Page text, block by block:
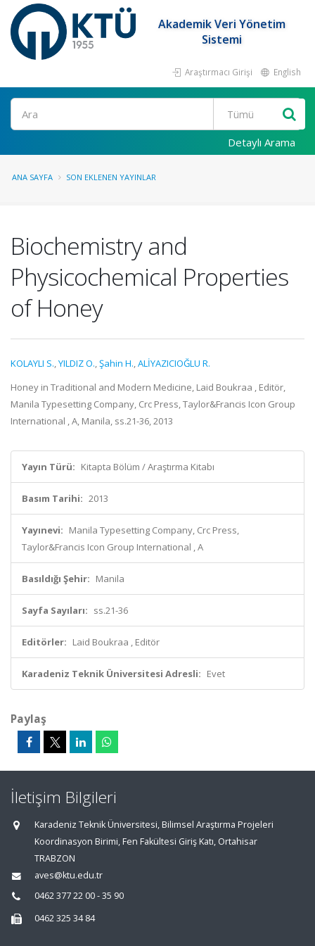
Akademik Veri Yönetim
Sistemi
Araştırmacı Girişi English
Ara
Detaylı Arama
ANA SAYFA SON EKLENEN YAYINLAR
Biochemistry and
Physicochemical Properties
of Honey
KOLAYLI S.,YILDIZ O.,Şahin H.,ALİYAZICIOĞLU R.
Honey in Traditional and Modern Medicine, Laid Boukraa , Editör,
Manila Typesetting Company, Crc Press, Taylor&Francis Icon Group
International , A, Manila, ss.21-36, 2013
Yayın Türü: Kitapta Bölüm / Araştırma Kitabı
Basım Tarihi: 2013
Yayınevi: Manila Typesetting Company, Crc Press,
Taylor&Francis Icon Group International , A
Basıldığı Şehir: Manila
Sayfa Sayıları: ss.21-36
Editörler: Laid Boukraa , Editör
Karadeniz Teknik Üniversitesi Adresli: Evet
Paylaş
İletişim Bilgileri
Karadeniz Teknik Üniversitesi, Bilimsel Araştırma Projeleri
Koordinasyon Birimi, Fen Fakültesi Giriş Katı, Ortahisar
TRABZON
aves@ktu.edu.tr
0462 377 22 00 - 35 90
0462 325 34 84